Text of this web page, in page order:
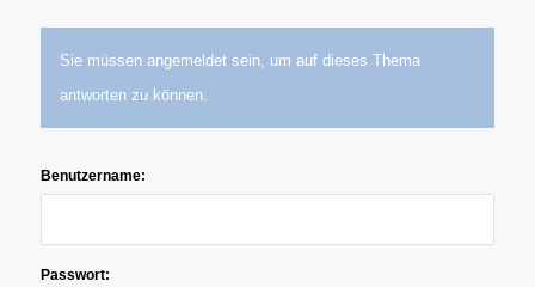
Sie müssen angemeldet sein, um auf dieses Thema
antworten zu können.
Benutzername:
Passwort: